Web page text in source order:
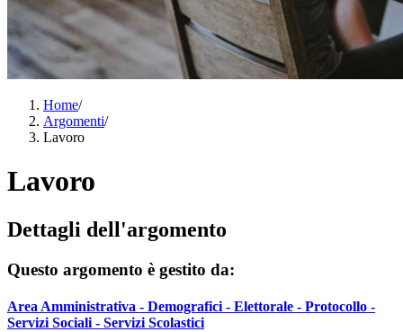
Home/
Argomenti/
Lavoro
Lavoro
Dettagli dell'argomento
Questo argomento è gestito da:
Area Amministrativa - Demografici - Elettorale - Protocollo -
Servizi Sociali - Servizi Scolastici